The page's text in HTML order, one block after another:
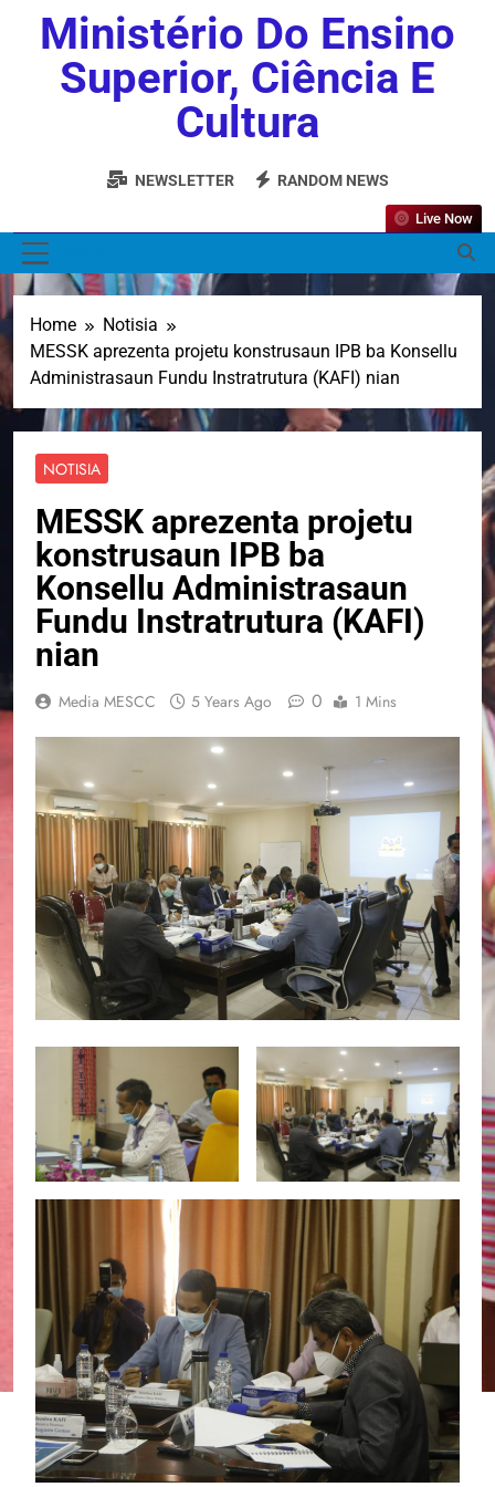
Ministério Do Ensino
Superior, Ciência E
Cultura
NEWSLETTER RANDOM NEWS
Live Now
Home
Notisia
MESSK aprezenta projetu konstrusaun IPB ba Konsellu
Administrasaun Fundu Instratrutura (KAFI) nian
NOTISIA
MESSK aprezenta projetu
konstrusaun IPB ba
Konsellu Administrasaun
Fundu Instratrutura (KAFI)
nian
Media MESCC 5 Years Ago 0 1 Mins